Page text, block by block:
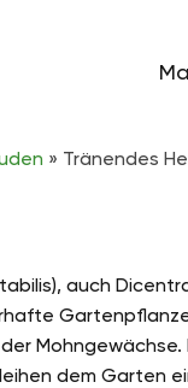
» Tränendes
auch
Mohngewächse.
dem Garten